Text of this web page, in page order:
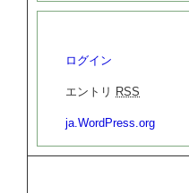
ログイン
エントリ RSS
ja.WordPress.org